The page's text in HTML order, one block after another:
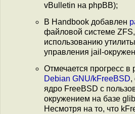
vBulletin на phpBB);
В Handbook добавлен
файловой системе
использованию
управления jail-
Отмечается прогресс в
Debian GNU/kFreeBSD,
ядро FreeBSD с
окружением на базе
Несмотря на то, что